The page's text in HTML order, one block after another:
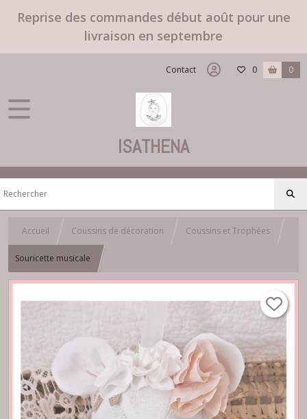
Reprise des commandes début août pour une
livraison en septembre
Contact 0 0
ISATHENA
Accueil Coussins de décoration Coussins et Trophées
Souricette musicale